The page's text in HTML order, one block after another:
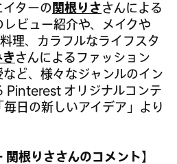
ターの 関根りささんによる
ビュー紹介や、メイクや
理、カラフルなライフスタ
きさんによるファッション
ど、様々なジャンルのイン
Pinterest オリジナルコンテ
日の新しいアイデア」より
関根りささんのコメント】